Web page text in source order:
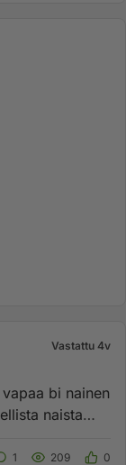
Vastattu 4v
bi nainen
naista
1 209 0